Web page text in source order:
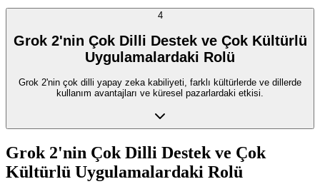
4
Grok 2'nin Çok Dilli Destek ve Çok Kültürlü
Uygulamalardaki Rolü
Grok 2'nin çok dilli yapay zeka kabiliyeti, farklı kültürlerde ve dillerde
kullanım avantajları ve küresel pazarlardaki etkisi.
Grok 2'nin Çok Dilli Destek ve Çok
Kültürlü Uygulamalardaki Rolü